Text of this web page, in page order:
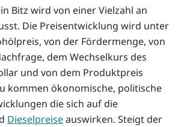
in Bitz wird von einer Vielzahl an
Die Preisentwicklung wird unter
von der Fördermenge, von
dem Wechselkurs des
und von dem Produktpreis
kommen ökonomische, politische
die sich auf die
Dieselpreiseauswirken. Steigt der